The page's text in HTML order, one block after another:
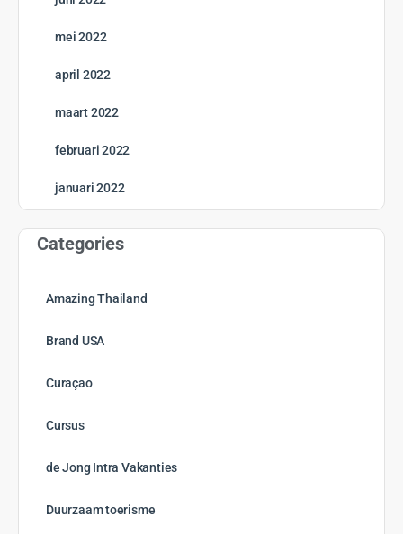
mei 2022
april 2022
maart 2022
februari 2022
januari 2022
Categories
Amazing Thailand
Brand USA
Curaçao
Cursus
de Jong Intra Vakanties
Duurzaam toerisme